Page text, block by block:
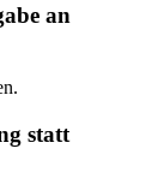
an
statt